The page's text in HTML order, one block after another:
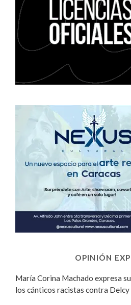
OPINIÓN
María Corina Machado expresa
los cánticos racistas contra